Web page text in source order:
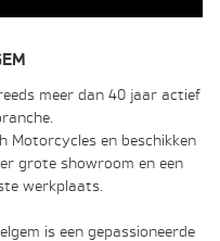
meer dan 40 jaar actief
Motorcycles en beschikken
grote showroom en een
werkplaats.
is een gepassioneerde